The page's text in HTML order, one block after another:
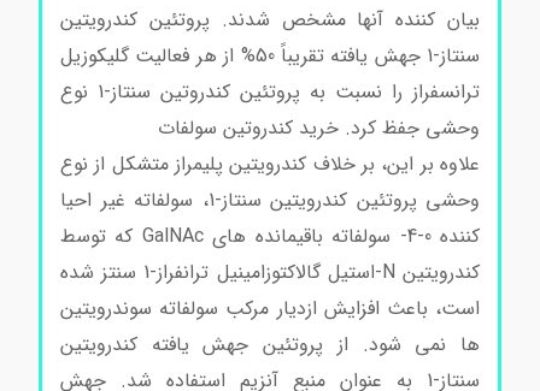
بیان کننده آنها مشخص شدند. پروتئین کندرویتین
سنتاز-1 جهش یافته تقریباً 50% از هر فعالیت گلیکوزیل
ترانسفراز را نسبت به پروتئین کندروتین سنتاز-1 نوع
وحشی جفظ کرد. خرید کندروتین سولفات
علاوه بر این، بر خلاف کندرویتین پلیمراز متشکل از نوع
وحشی پروتئین کندرویتین سنتاز-1، سولفاته غیر احیا
کننده 0-4- سولفاته باقیمانده های GalNAc که توسط
کندرویتین N-استیل گالاکتوزامینیل ترانفراز-1 سنتز شده
است، باعث افزایش ازدیار مرکب سولفاته سوندرویتین
ها نمی شود. از پروتئین جهش یافته کندرویتین
سنتاز-1 به عنوان منبع آنزیم استفاده شد. جهش